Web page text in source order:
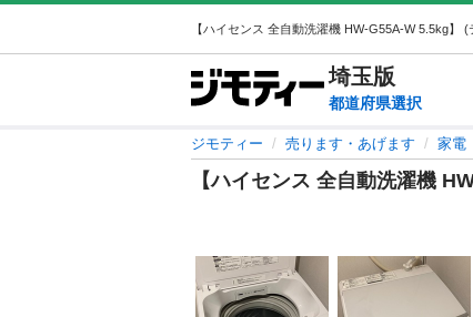
埼玉版
都道府県選択
ジモティー 売ります・あげます 家電
【ハイセンス 全自動洗濯機